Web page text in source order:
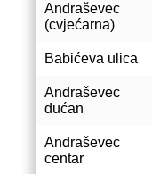
Andraševec
(cvjećarna)
Babićeva ulica
Andraševec
dućan
Andraševec
centar